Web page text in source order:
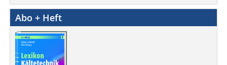
Abo + Heft